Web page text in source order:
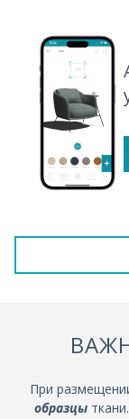
При
образцы